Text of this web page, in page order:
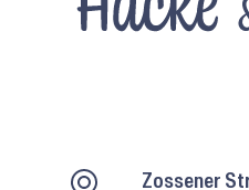
Zossener